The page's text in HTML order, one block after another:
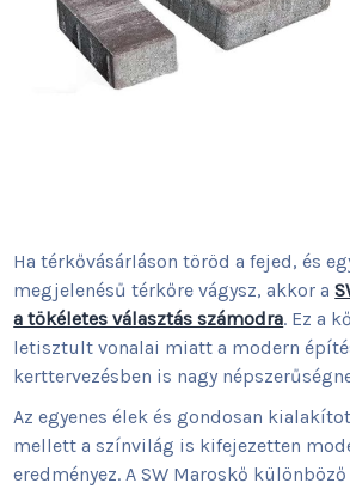
Ha térkővásárláson töröd a fejed, és
megjelenésű térkőre vágysz, akkor a
a tökéletes választás számodra. Ez a
letisztult vonalai miatt a modern
kerttervezésben is nagy
Az egyenes élek és gondosan
mellett a színvilág is kifejezetten
eredményez. A SW Maroskő